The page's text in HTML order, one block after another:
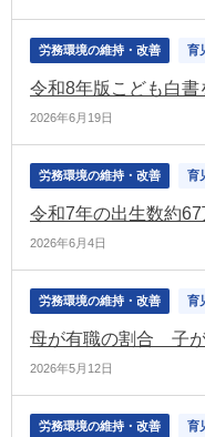
労務環境の維持・改善 育
令和8年版こども白書
2026年6月19日
労務環境の維持・改善 育
2026年6月4日
労務環境の維持・改善 育
2026年5月12日
労務環境の維持・改善 育